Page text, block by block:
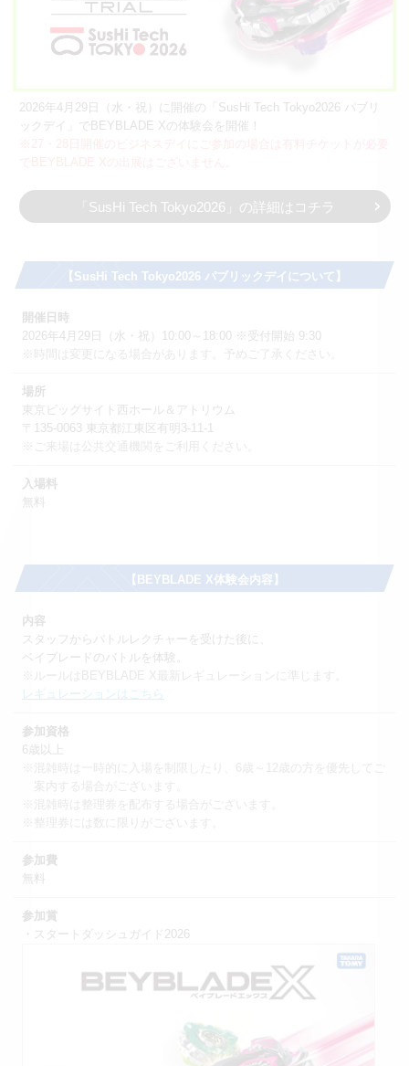
2026年4月29日（水・祝）に開催の「SusHi Tech Tokyo2026 パブリ
ックデイ」でBEYBLADE Xの体験会を開催！
「SusHi Tech Tokyo2026」の詳細はコチラ
【SusHi Tech Tokyo2026 パブリックデイについて】
開催日時
2026年4月29日（水・祝）10:00～18:00 ※受付開始 9:30
※時間は変更になる場合があります。予めご了承ください。
場所
東京ビッグサイト西ホール＆アトリウム
〒135-0063 東京都江東区有明3-11-1
※ご来場は公共交通機関をご利用ください。
入場料
無料
【BEYBLADE X体験会内容】
内容
スタッフからバトルレクチャーを受けた後に、
ベイブレードのバトルを体験。
※ルールはBEYBLADE X最新レギュレーションに準じます。
レギュレーションはこちら
参加資格
6歳以上
案内する場合がございます。
※混雑時は整理券を配布する場合がございます。
参加費
無料
参加賞
・スタートダッシュガイド2026